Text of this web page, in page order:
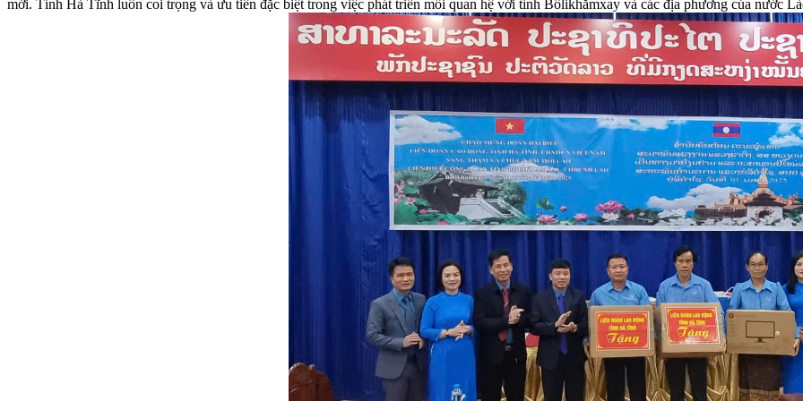
mới. Tỉnh Hà Tĩnh luôn coi trọng và ưu tiên đặc biệt trong việc phát triển mối quan hệ với tỉnh Bôlikhămxay và các địa phương của nước